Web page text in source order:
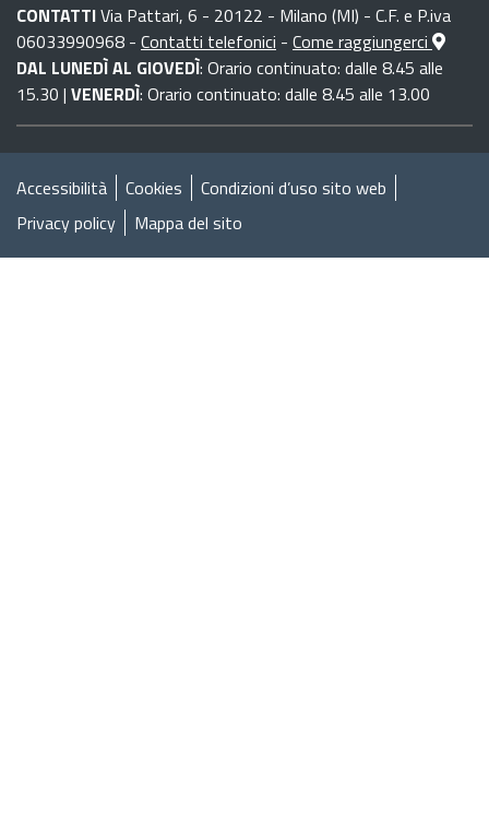
CONTATTIVia Pattari, 6 - 20122 - Milano (MI) - C.F. e P.iva
06033990968 - Contatti telefonici - Come raggiungerci
DAL LUNEDÌ AL GIOVEDÌ: Orario continuato: dalle 8.45 alle
15.30 | VENERDÌ: Orario continuato: dalle 8.45 alle 13.00
Accessibilità Cookies
Condizioni d’uso sito web
Privacy policy
Mappa del sito